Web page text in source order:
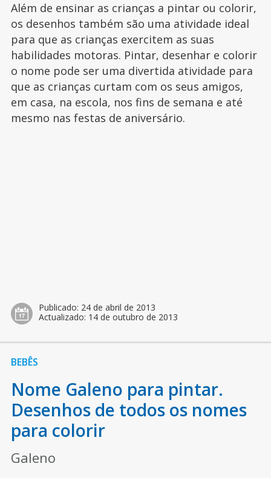
Além de ensinar as crianças a pintar ou colorir,
os desenhos também são uma atividade ideal
para que as crianças exercitem as suas
habilidades motoras. Pintar, desenhar e colorir
o nome pode ser uma divertida atividade para
que as crianças curtam com os seus amigos,
em casa, na escola, nos fins de semana e até
mesmo nas festas de aniversário.
Publicado: 24 de abril de 2013
Actualizado: 14 de outubro de 2013
BEBÊS
Nome Galeno para pintar.
Desenhos de todos os nomes
para colorir
Galeno